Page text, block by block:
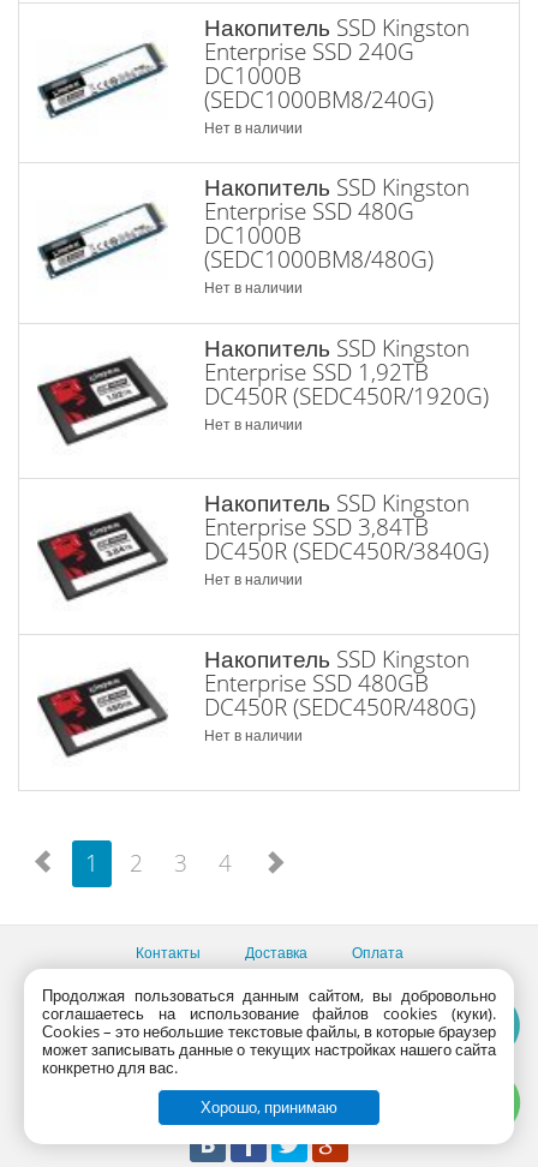
Накопитель SSD Kingston
Enterprise SSD 240G
DC1000B
(SEDC1000BM8/240G)
Нет в наличии
Накопитель SSD Kingston
Enterprise SSD 480G
DC1000B
(SEDC1000BM8/480G)
Нет в наличии
Накопитель SSD Kingston
Enterprise SSD 1,92TB
DC450R (SEDC450R/1920G)
Нет в наличии
Накопитель SSD Kingston
Enterprise SSD 3,84TB
DC450R (SEDC450R/3840G)
Нет в наличии
Накопитель SSD Kingston
Enterprise SSD 480GB
DC450R (SEDC450R/480G)
Нет в наличии
1 2 3 4
Контакты Доставка Оплата
Все пункты выдачи
Консультации продавцов по телефону:+7 (495) 795-09-03,
+7 (800) 775-09-03
PlanetaShop.ru © 2000 - 2017 | Все права защищены
Продолжая пользоваться данным сайтом, вы добровольно
соглашаетесь на использование файлов cookies (куки).
Сookies – это небольшие текстовые файлы, в которые браузер
может записывать данные о текущих настройках нашего сайта
конкретно для вас.
Хорошо, принимаю